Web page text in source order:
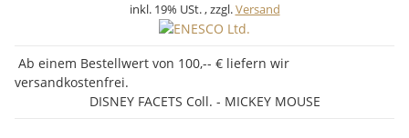
inkl. 19% USt. , zzgl.Versand
Ab einem Bestellwert von 100,-- € liefern wir
versandkostenfrei.
DISNEY FACETS Coll. - MICKEY MOUSE